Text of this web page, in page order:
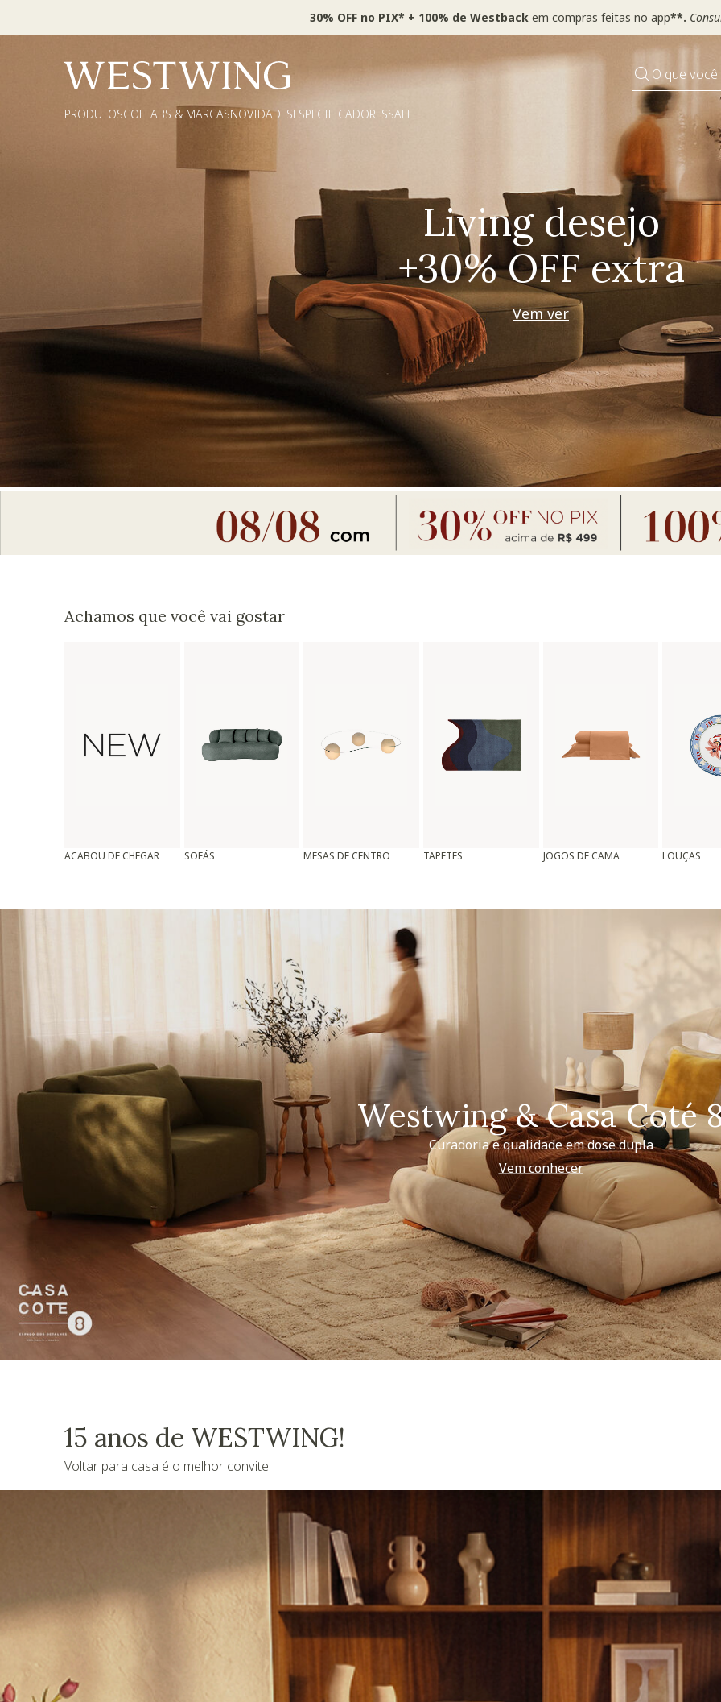
30% OFF no PIX* + 100% de Westback em compras feitas no app**.
O que
PRODUTOSCOLLABS & MARCASNOVIDADESESPECIFICADORESSALE
Pequenos rituais
Grandes mudanças
Decorar
Achamos que você vai gostar
ACABOU DE CHEGAR SOFÁS MESAS DE CENTRO TAPETES JOGOS DE CAMA LOUÇAS
Westwing & Casa Coté
Curadoria e qualidade em dose dupla
Vem conhecer
15 anos de WESTWING!
Voltar para casa é o melhor convite